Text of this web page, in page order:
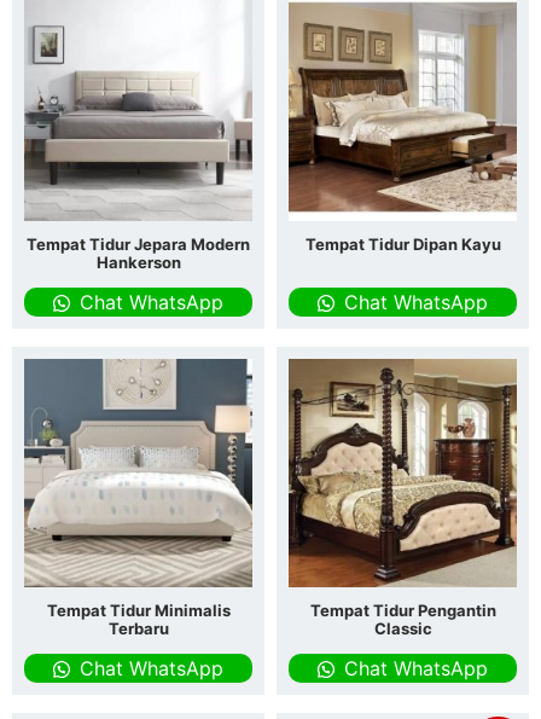
Tempat Tidur Jepara Modern
Hankerson
Chat WhatsApp
Tempat Tidur Dipan Kayu
Chat WhatsApp
Tempat Tidur Minimalis
Terbaru
Chat WhatsApp
Tempat Tidur Pengantin
Classic
Chat WhatsApp